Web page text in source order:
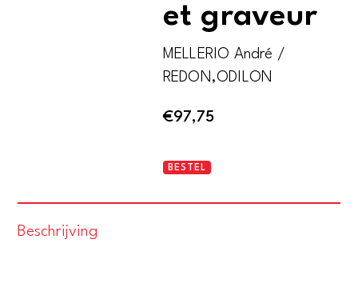
et graveur
MELLERIO André /
REDON,ODILON
€97,75
Odilon
BESTEL
Beschrijving